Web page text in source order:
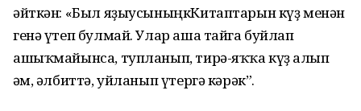
әйткән: «Был яҙыусыныңкКитаптарын күҙ менән
генә үтеп булмай. Улар аша тайга буйлап
ашыҡмайынса, тупланып, тирә-яҡҡа күҙ һалып
һәм, әлбиттә, уйланып үтергә кәрәк”.